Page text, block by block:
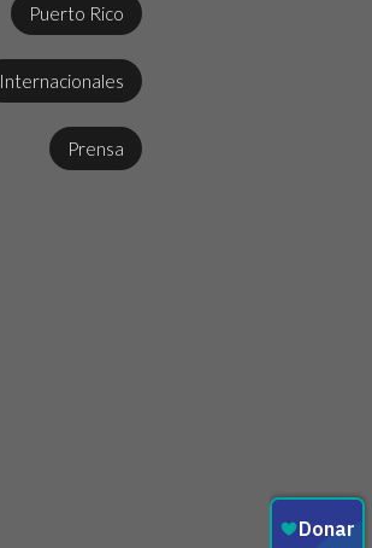
Puerto Rico
Internacionales
Prensa